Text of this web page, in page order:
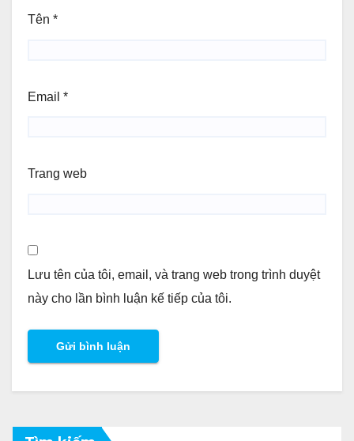
Tên *
Email *
Trang web
Lưu tên của tôi, email, và trang web trong trình duyệt
này cho lần bình luận kế tiếp của tôi.